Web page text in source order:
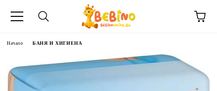
Начало БАНЯ И ХИГИЕНА